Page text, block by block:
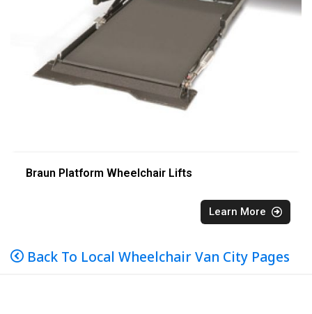
Braun Platform Wheelchair Lifts
Learn More
Back To Local Wheelchair Van City Pages